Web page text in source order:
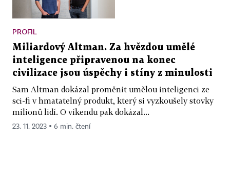
PROFIL
Miliardový Altman. Za hvězdou umělé
inteligence připravenou na konec
civilizace jsou úspěchy i stíny z minulosti
Sam Altman dokázal proměnit umělou inteligenci ze
sci-fi v hmatatelný produkt, který si vyzkoušely stovky
milionů lidí. O víkendu pak dokázal...
23. 11. 2023 ▪ 6 min. čtení